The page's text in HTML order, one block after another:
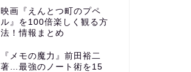
映画『えんとつ町のプペ
ル』を100倍楽しく観る方
法！情報まとめ
『メモの魔力』前田裕二
著…最強のノート術を15